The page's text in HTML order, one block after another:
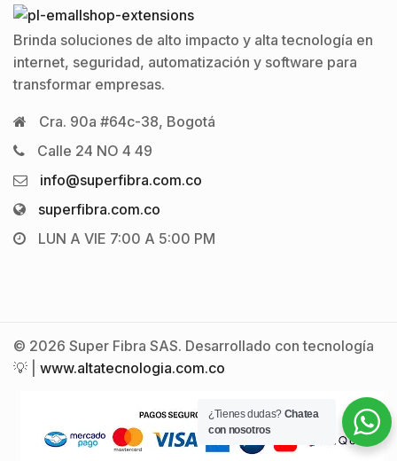
Brinda soluciones de alto impacto y alta tecnología en
internet, seguridad, automatización y software para
transformar empresas.
Cra. 90a #64c-38, Bogotá
Calle 24 NO 4 49
info@superfibra.com.co
superfibra.com.co
LUN A VIE 7:00 A 5:00 PM
© 2026 Super Fibra SAS. Desarrollado con tecnología
💡 | www.altatecnologia.com.co
¿Tienes dudas? Chatea
con nosotros